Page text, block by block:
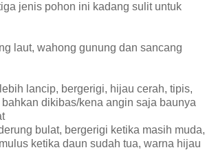
jenis pohon ini kadang sulit untuk
laut, wahong gunung dan sancang
lancip, bergerigi, hijau cerah, tipis,
dikibas/kena angin saja baunya
bulat, bergerigi ketika masih muda,
ketika daun sudah tua, warna hijau